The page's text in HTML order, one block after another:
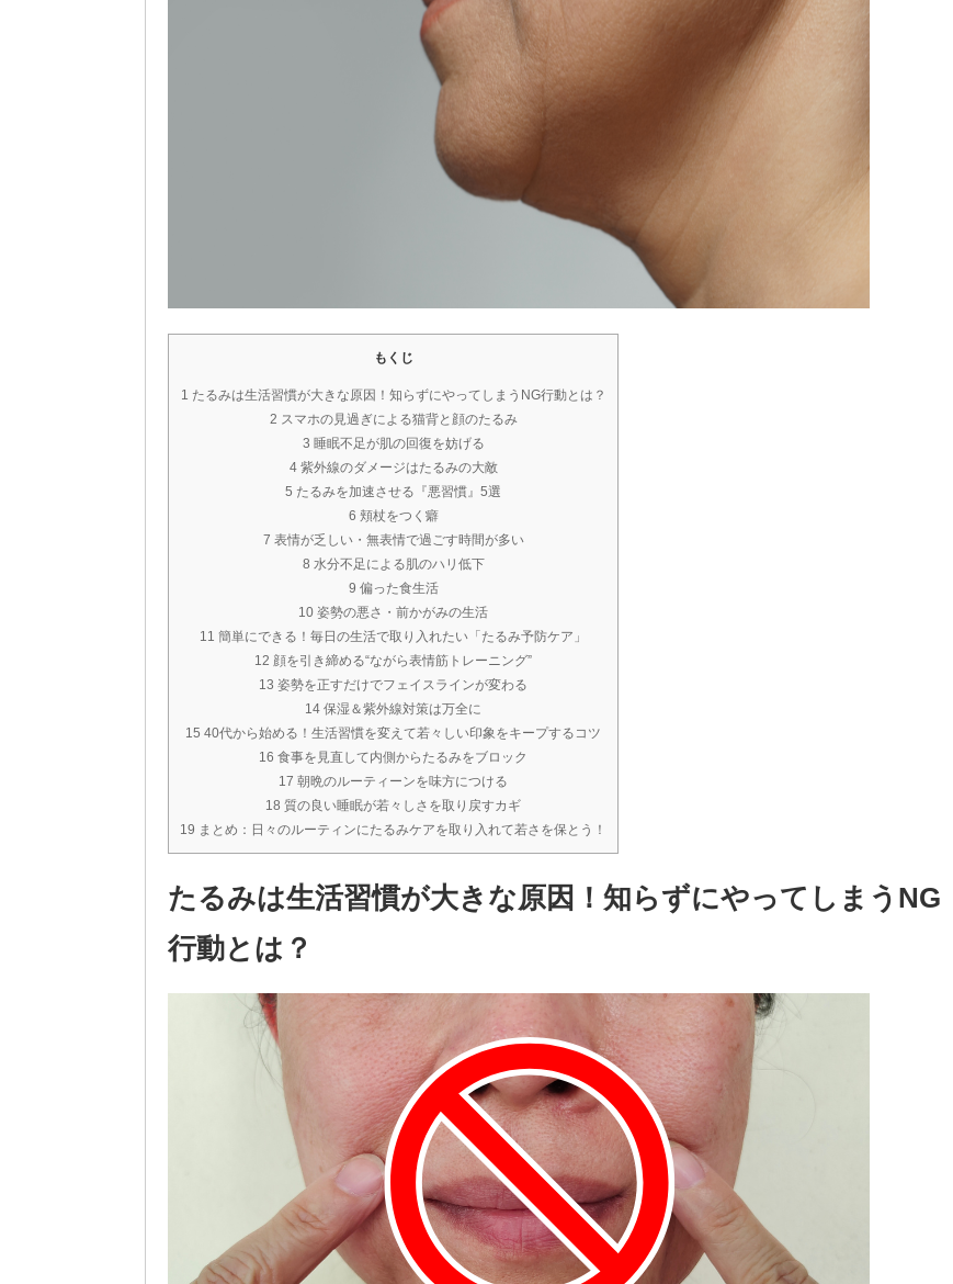
もくじ
1 たるみは生活習慣が大きな原因！知らずにやってしまうNG行動とは？
2 スマホの見過ぎによる猫背と顔のたるみ
3 睡眠不足が肌の回復を妨げる
4 紫外線のダメージはたるみの大敵
5 たるみを加速させる『悪習慣』5選
6 頬杖をつく癖
7 表情が乏しい・無表情で過ごす時間が多い
8 水分不足による肌のハリ低下
9 偏った食生活
10 姿勢の悪さ・前かがみの生活
11 簡単にできる！毎日の生活で取り入れたい「たるみ予防ケア」
12 顔を引き締める“ながら表情筋トレーニング”
13 姿勢を正すだけでフェイスラインが変わる
14 保湿＆紫外線対策は万全に
15 40代から始める！生活習慣を変えて若々しい印象をキープするコツ
16 食事を見直して内側からたるみをブロック
17 朝晩のルーティーンを味方につける
18 質の良い睡眠が若々しさを取り戻すカギ
19 まとめ：日々のルーティンにたるみケアを取り入れて若さを保とう！
たるみは生活習慣が大きな原因！知らずにやってしまうNG
行動とは？